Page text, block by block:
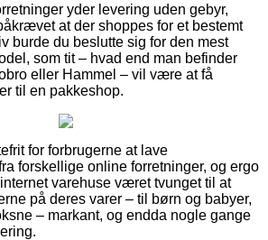
yder levering uden gebyr,
at der shoppes for et bestemt
burde du beslutte sig for den mest
som tit – hvad end man befinder
eller Hammel – vil være at få
til en pakkeshop.
for forbrugerne at lave
forskellige online forretninger, og ergo
varehuse været tvunget til at
på deres varer – til børn og babyer,
– markant, og endda nogle gange